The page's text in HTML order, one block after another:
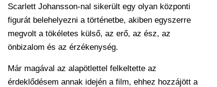
Scarlett Johansson-nal sikerült egy olyan központi
figurát belehelyezni a történetbe, akiben egyszerre
megvolt a tökéletes külső, az erő, az ész, az
önbizalom és az érzékenység.
Már magával az alapötlettel felkeltette az
érdeklődésem annak idején a film, ehhez hozzájött a